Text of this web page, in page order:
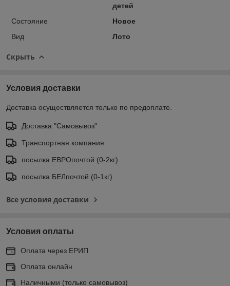
детей
Состояние
Новое
Вид
Лото
Скрыть
Условия доставки
Доставка осуществляется только по предоплате.
Доставка "Самовывоз"
Транспортная компания
посылка ЕВРОпочтой (0-2кг)
посылка БЕЛпочтой (0-1кг)
Все условия доставки
Условия оплаты
Оплата через ЕРИП
Оплата онлайн
Наличными (только самовывоз)